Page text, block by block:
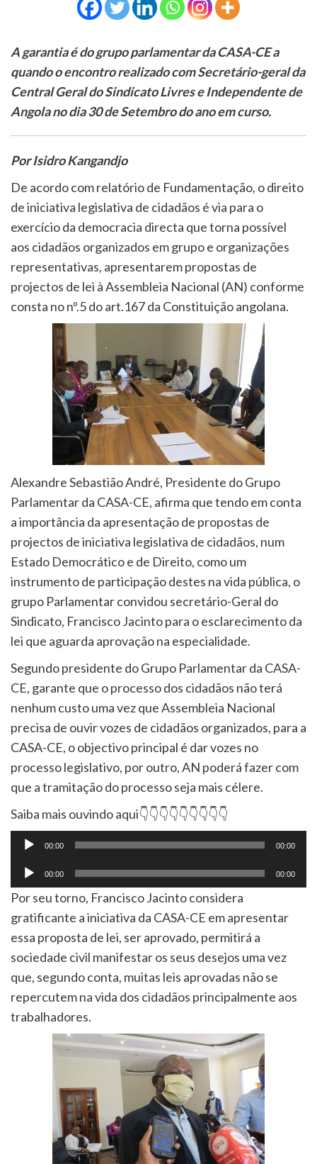
A garantia é do grupo parlamentar da CASA-CE a
quando o encontro realizado com Secretário-geral da
Central Geral do Sindicato Livres e Independente de
Angola no dia 30 de Setembro do ano em curso.
Por Isidro Kangandjo
De acordo com relatório de Fundamentação, o direito
de iniciativa legislativa de cidadãos é via para o
exercício da democracia directa que torna possível
aos cidadãos organizados em grupo e organizações
representativas, apresentarem propostas de
projectos de lei à Assembleia Nacional (AN) conforme
consta no nº.5 do art.167 da Constituição angolana.
Alexandre Sebastião André, Presidente do Grupo
Parlamentar da CASA-CE, afirma que tendo em conta
a importância da apresentação de propostas de
projectos de iniciativa legislativa de cidadãos, num
Estado Democrático e de Direito, como um
instrumento de participação destes na vida pública, o
grupo Parlamentar convidou secretário-Geral do
Sindicato, Francisco Jacinto para o esclarecimento da
lei que aguarda aprovação na especialidade.
Segundo presidente do Grupo Parlamentar da CASA-
CE, garante que o processo dos cidadãos não terá
nenhum custo uma vez que Assembleia Nacional
precisa de ouvir vozes de cidadãos organizados, para a
CASA-CE, o objectivo principal é dar vozes no
processo legislativo, por outro, AN poderá fazer com
que a tramitação do processo seja mais célere.
Saiba mais ouvindo aqui👇👇👇👇👇👇👇👇👇
Tocador
áudio
00:00 00:00
Tocador
de
00:00 00:00
Por seu torno, Francisco Jacinto considera
gratificante a iniciativa da CASA-CE em apresentar
essa proposta de lei, ser aprovado, permitirá a
sociedade civil manifestar os seus desejos uma vez
que, segundo conta, muitas leis aprovadas não se
repercutem na vida dos cidadãos principalmente aos
trabalhadores.